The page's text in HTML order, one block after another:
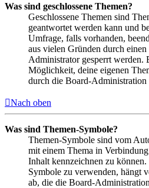
Was sind geschlossene Themen?
Geschlossene Themen sind
geantwortet werden kann und
Umfrage, falls vorhanden,
aus vielen Gründen durch
Administrator gesperrt werden.
Möglichkeit, deine eigenen
durch die Board-Administration
Nach oben
Was sind Themen-Symbole?
Themen-Symbole sind vom
mit einem Thema in
Inhalt kennzeichnen zu
Symbole zu verwenden, hängt
ab, die die Board-